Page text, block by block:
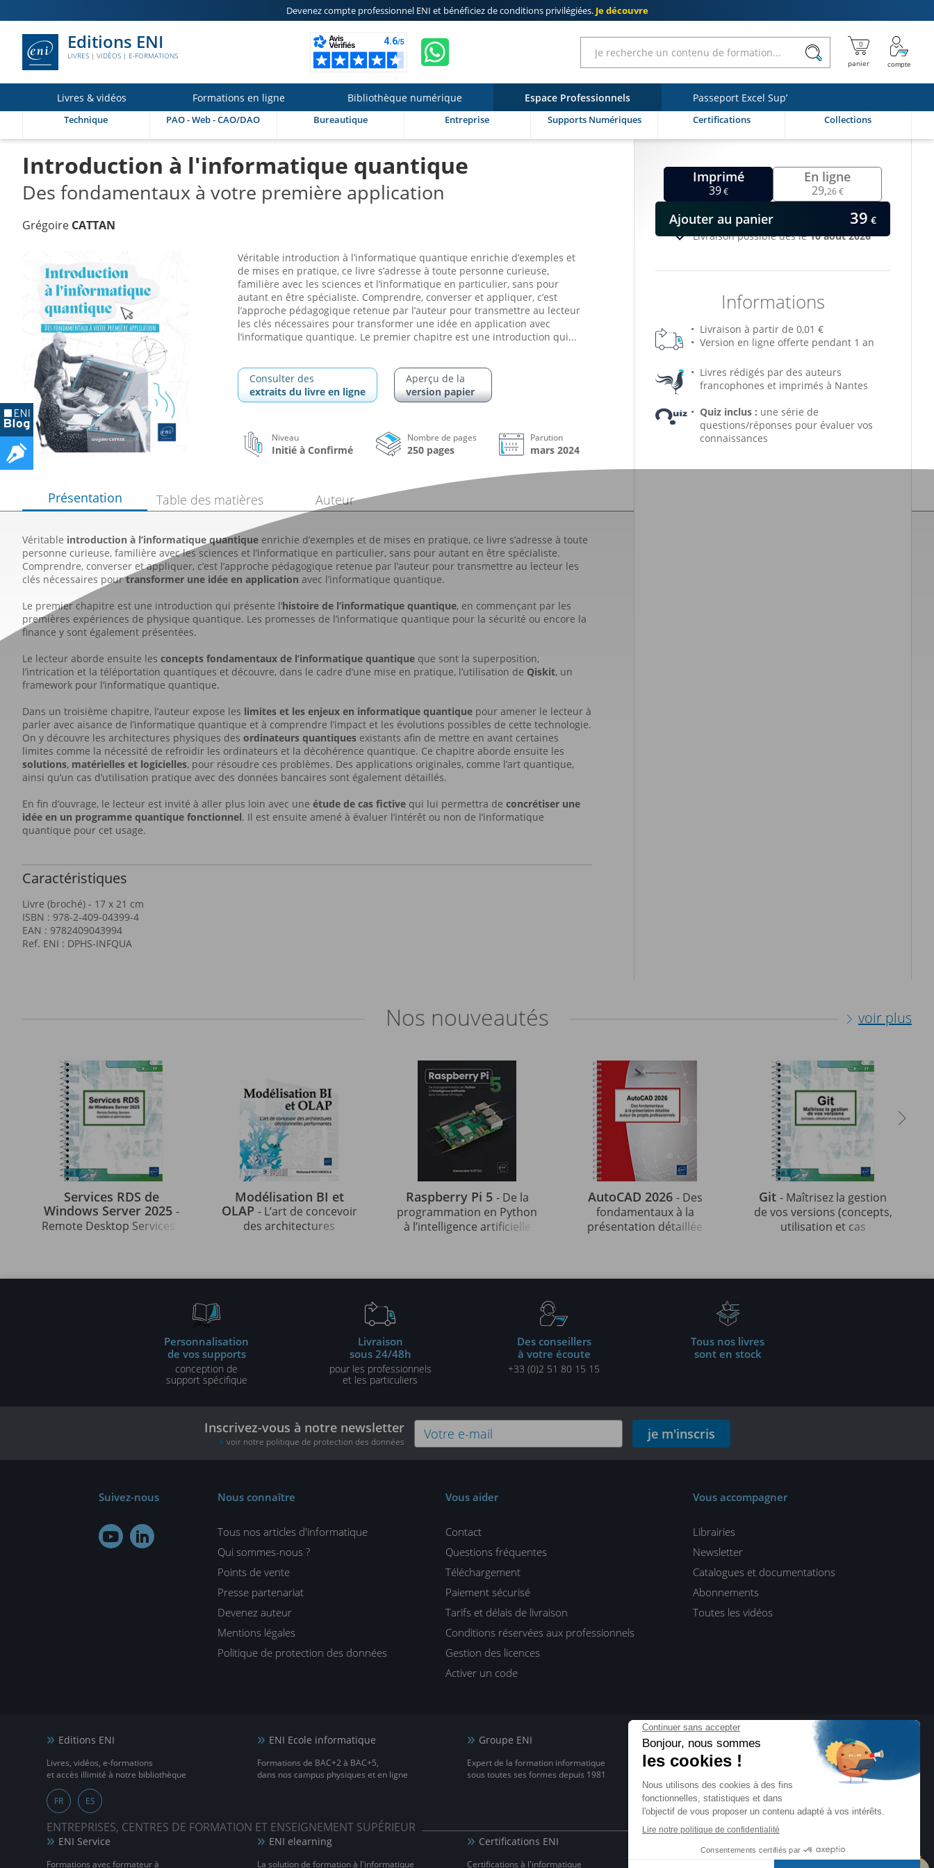
Devenez compte professionnel ENI et bénéficiez deconditions privilégiées. Je découvre
Editions ENI
LIVRES | VIDÉOS | E-FORMATIONS
Livres & vidéos Formations en ligne Bibliothèque numérique Espace Professionnels Passeport Excel Sup’
Technique PAO - Web - CAO/DAO Bureautique Entreprise Supports Numériques Certifications Collections
Introduction à l'informatique quantique
Des fondamentaux à votre première application
Grégoire CATTAN
Imprimé
39€
Informations
Livraison possible dès le10 août 2026
Livraison à partir de 0,01 €
Version en ligne offerte pendant 1 an
Livres rédigés par des auteurs
francophones et imprimés à Nantes
Quiz inclus : une série de
questions/réponses pour évaluer vos
connaissances
En ligne
29,26 €
Ajouter au panier 39 €
Véritable introduction à l’informatique quantique enrichie d’exemples et
de mises en pratique, ce livre s’adresse à toute personne curieuse,
familière avec les sciences et l’informatique en particulier, sans pour
autant en être spécialiste. Comprendre, converser et appliquer, c’est
l’approche pédagogique retenue par l’auteur pour transmettre au lecteur
les clés nécessaires pour transformer une idée en application avec
l’informatique quantique. Le premier chapitre est une introduction qui...
Consulter des
extraits du livre en ligne
Aperçu de la
version papier
Niveau
Initié à Confirmé
Nombre de pages
250 pages
Parution
mars 2024
Présentation
Véritable introduction à l’informatique quantique enrichie d’exemples et de mises en pratique, ce livre s’adresse à toute
personne curieuse, familière avec les sciences et l’informatique en particulier, sans pour autant en être spécialiste.
Comprendre, converser et appliquer, c’est l’approche pédagogique retenue par l’auteur pour transmettre au lecteur les
clés nécessaires pourtransformer une idée en application avec l’informatique quantique.
Le premier chapitre est une introduction qui présente l’histoire de l’informatique quantique, en commençant par les
premières expériences de physique quantique. Les promesses de l’informatique quantique pour la sécurité ou encore la
finance y sont également présentées.
Le lecteur aborde ensuite les concepts fondamentaux de l’informatique quantique que sont la superposition,
l’intrication et la téléportation quantiques et découvre, dans le cadre d’une mise en pratique, l’utilisation de Qiskit, un
framework pour l’informatique quantique.
Dans un troisième chapitre, l’auteur expose les limites et les enjeux en informatique quantique pour amener le lecteur à
parler avec aisance de l’informatique quantique et à comprendre l’impact et les évolutions possibles de cette technologie.
On y découvre les architectures physiques des ordinateurs quantiques existants afin de mettre en avant certaines
limites comme la nécessité de refroidir les ordinateurs et la décohérence quantique. Ce chapitre aborde ensuite les
solutions, matérielles et logicielles, pour résoudre ces problèmes. Des applications originales, comme l’art quantique,
ainsi qu’un cas d’utilisation pratique avec des données bancaires sont également détaillés.
En fin d’ouvrage, le lecteur est invité à aller plus loin avec une étude de cas fictive qui lui permettra de concrétiser une
idée en un programme quantique fonctionnel. Il est ensuite amené à évaluer l’intérêt ou non de l’informatique
quantique pour cet usage.
Caractéristiques
Livre (broché) - 17 x 21 cm
ISBN : 978-2-409-04399-4
EAN : 9782409043994
Ref. ENI : DPHS-INFQUA
Table des matières Auteur
Nos nouveautés voir plus
Services RDS de
Windows Server 2025 -
Remote Desktop Services :
Modélisation BI et
OLAP - L’art de concevoir
des architectures
Raspberry Pi 5 - De la
programmation en Python
à l’intelligence artificielle
AutoCAD 2026 - Des
fondamentaux à la
présentation détaillée
Git - Maîtrisez la gestion
de vos versions (concepts,
utilisation et cas
Personnalisation
de vos supports
conception de
support spécifique
Livraison
sous 24/48h
pour les professionnels
et les particuliers
Des conseillers
à votre écoute
+33 (0)2 51 80 15 15
Tous nos livres
sont en stock
Inscrivez-vous à notre newsletter
voir notre politique de protection des données je m'inscris
Suivez-nous
 
Nous connaître
Tous nos articles d'informatique
Qui sommes-nous ?
Points de vente
Presse partenariat
Devenez auteur
Mentions légales
Politique de protection des données
Vous aider
Contact
Questions fréquentes
Téléchargement
Paiement sécurisé
Tarifs et délais de livraison
Conditions réservées aux professionnels
Gestion des licences
Activer un code
Vous accompagner
Librairies
Newsletter
Catalogues et documentations
Abonnements
Toutes les vidéos
Editions ENI
Livres, vidéos, e-formations
et accès illimité à notre bibliothèque
FR ES
ENI Ecole informatique
Formations de BAC+2 à BAC+5,
dans nos campus physiques et en ligne
Groupe ENI
Expert de la formation informatique
sous toutes ses formes depuis 1981
ENI Blog
Actualités, interviews, dossiers…
ENTREPRISES, CENTRES DE FORMATION ET ENSEIGNEMENT SUPÉRIEUR
ENI Service
Formations avec formateur à
ENI elearning
La solution de formation à l'informatique
Certifications ENI
Certifications à l'informatique